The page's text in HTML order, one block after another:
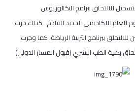
للالتحاق ببرامج البكالوريوس
للعام الاكاديمي الجديد القادم. كذلك جرت
ببرنامج التربية الرياضة، كما وجرت
بكلية الطب البشري (قبول المسار الدولي)